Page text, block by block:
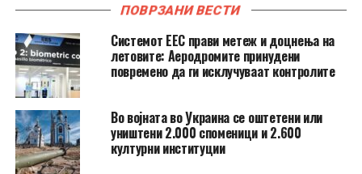
ПОВРЗАНИ ВЕСТИ
Системот ЕЕС прави метеж и доцнења на
летовите: Аеродромите принудени
повремено да ги исклучуваат контролите
Во војната во Украина се оштетени или
уништени 2.000 споменици и 2.600
културни институции